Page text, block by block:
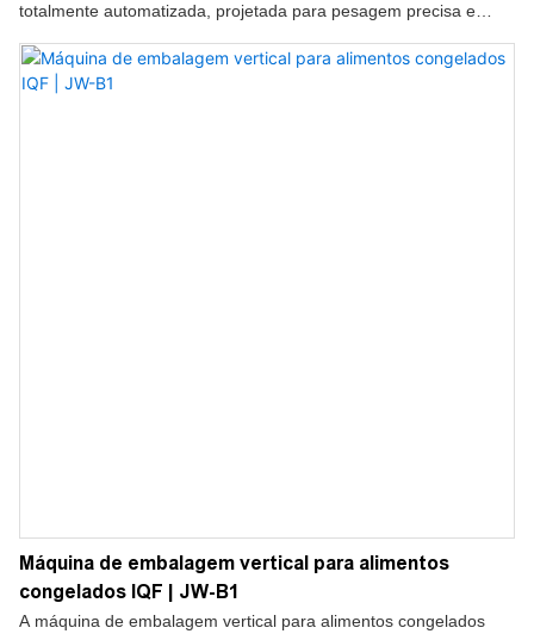
totalmente automatizada, projetada para pesagem precisa e
Máquina de embalagem vertical para alimentos
congelados IQF | JW-B1
A máquina de embalagem vertical para alimentos congelados